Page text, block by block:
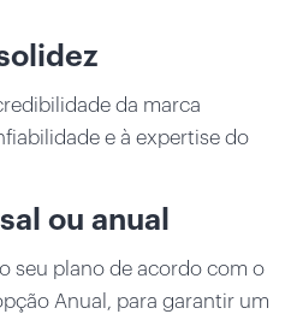
da marca
e à expertise do
ou anual
seu plano de acordo com o
Anual, para garantir um